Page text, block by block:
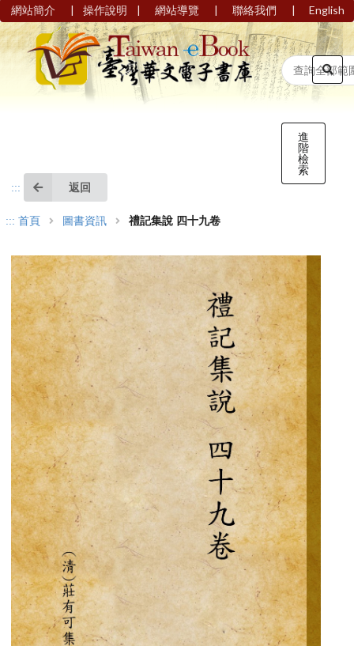
網站簡介 | 操作說明 | 網站導覽 | 聯絡我們 | English
進
階
檢
索
::: 返回
::: 首頁 圖書資訊 禮記集說 四十九卷